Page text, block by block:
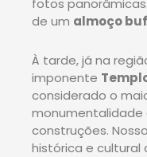
fotos
de um almoço
À tarde, já na
imponente
considerado o
monumentalidade
construções.
histórica e cultural